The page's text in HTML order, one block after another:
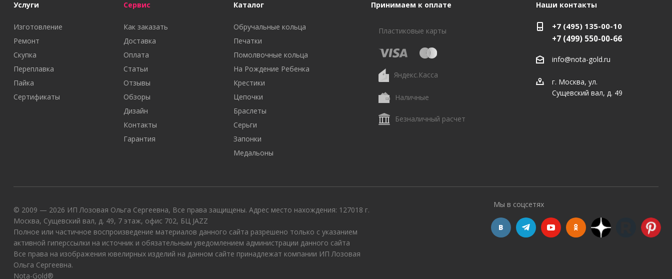
Услуги
Изготовление
Ремонт
Скупка
Переплавка
Пайка
Сертификаты
Сервис
Как заказать
Доставка
Оплата
Статьи
Отзывы
Обзоры
Дизайн
Контакты
Гарантия
Каталог
Обручальные кольца
Печатки
Помолвочные кольца
На Рождение Ребенка
Крестики
Цепочки
Браслеты
Серьги
Запонки
Медальоны
Принимаем к оплате
Пластиковые карты
Яндекс.Касса
Наличные
Безналичный расчет
Наши контакты
+7 (495) 135-00-10
+7 (499) 550-00-66
info@nota-gold.ru
г. Москва, ул.
Сущевский вал, д. 49
© 2009 — 2026 ИП Лозовая Ольга Сергеевна, Все права защищены. Адрес место нахождения: 127018 г.
Москва, Сущевский вал, д. 49, 7 этаж, офис 702, БЦ JAZZ
Полное или частичное воспроизведение материалов данного сайта разрешено только с указанием
активной гиперссылки на источник и обязательным уведомлением администрации данного сайта
Все права на изображения ювелирных изделий на данном сайте принадлежат компании ИП Лозовая
Ольга Сергеевна.
Nota-Gold®
Мы в соцсетях